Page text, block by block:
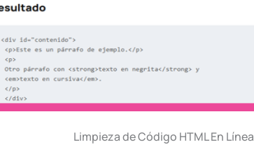
Limpieza de Código HTML En Línea